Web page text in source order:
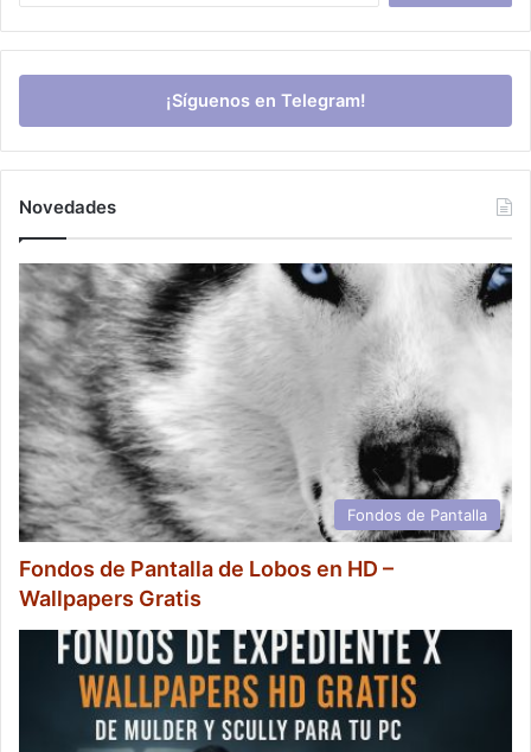
¡Síguenos en Telegram!
Novedades
Fondos de Pantalla
Fondos de Pantalla de Lobos en HD –
Wallpapers Gratis